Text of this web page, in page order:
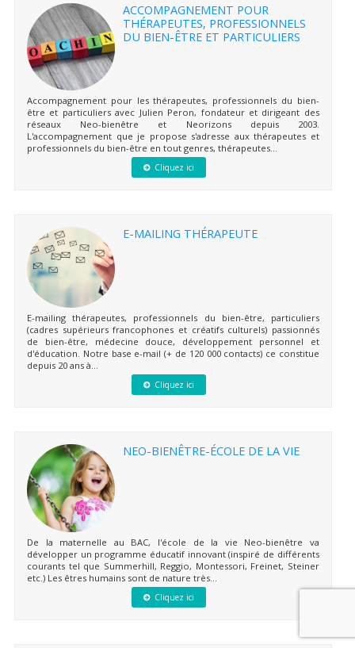
ACCOMPAGNEMENT POUR
THÉRAPEUTES, PROFESSIONNELS
DU BIEN-ÊTRE ET PARTICULIERS
Accompagnement pour les thérapeutes, professionnels du bien-
être et particuliers avec Julien Peron, fondateur et dirigeant des
réseaux Neo-bienêtre et Neorizons depuis 2003.
L'accompagnement que je propose s'adresse aux thérapeutes et
professionnels du bien-être en tout genres, thérapeutes...
Cliquez ici
E-MAILING THÉRAPEUTE
E-mailing thérapeutes, professionnels du bien-être, particuliers
(cadres supérieurs francophones et créatifs culturels) passionnés
de bien-être, médecine douce, développement personnel et
d'éducation. Notre base e-mail (+ de 120 000 contacts) ce constitue
depuis 20 ans à...
Cliquez ici
NEO-BIENÊTRE-ÉCOLE DE LA VIE
De la maternelle au BAC, l'école de la vie Neo-bienêtre va
développer un programme éducatif innovant (inspiré de différents
courants tel que Summerhill, Reggio, Montessori, Freinet, Steiner
etc.) Les êtres humains sont de nature très...
Cliquez ici